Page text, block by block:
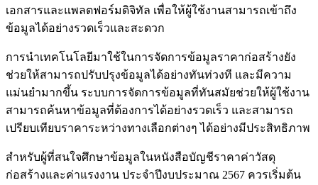
เอกสารและแพลตฟอร์มดิจิทัล เพื่อให้ผู้ใช้งานสามารถเข้าถึง
ข้อมูลได้อย่างรวดเร็วและสะดวก
การนำเทคโนโลยีมาใช้ในการจัดการข้อมูลราคาก่อสร้างยัง
ช่วยให้สามารถปรับปรุงข้อมูลได้อย่างทันท่วงที และมีความ
แม่นยำมากขึ้น ระบบการจัดการข้อมูลที่ทันสมัยช่วยให้ผู้ใช้งาน
สามารถค้นหาข้อมูลที่ต้องการได้อย่างรวดเร็ว และสามารถ
เปรียบเทียบราคาระหว่างทางเลือกต่างๆ ได้อย่างมีประสิทธิภาพ
สำหรับผู้ที่สนใจศึกษาข้อมูลในหนังสือบัญชีราคาค่าวัสดุ
ก่อสร้างและค่าแรงงาน ประจำปีงบประมาณ 2567 ควรเริ่มต้น